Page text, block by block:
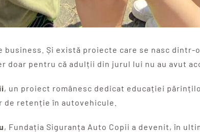
Și există proiecte care se nasc
pentru că adulții din jurul lui nu au avut
, un proiect românesc dedicat educației
retenție în autovehicule.
, Fundația Siguranța Auto Copii a devenit, în